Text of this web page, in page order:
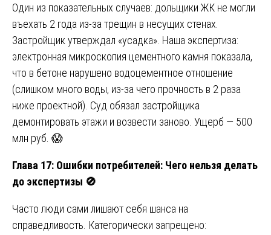
Один из показательных случаев: дольщики ЖК не могли
въехать 2 года из-за трещин в несущих стенах.
Застройщик утверждал «усадка». Наша экспертиза:
электронная микроскопия цементного камня показала,
что в бетоне нарушено водоцементное отношение
(слишком много воды, из-за чего прочность в 2 раза
ниже проектной). Суд обязал застройщика
демонтировать этажи и возвести заново. Ущерб — 500
млн руб. 😱
Глава 17: Ошибки потребителей: Чего нельзя делать
до экспертизы 🚫
Часто люди сами лишают себя шанса на
справедливость. Категорически запрещено: